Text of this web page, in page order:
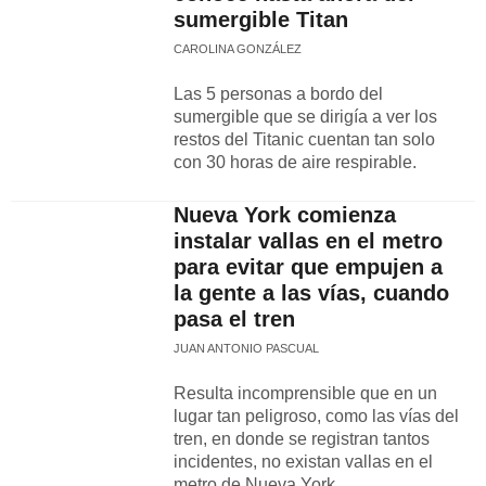
sumergible Titan
CAROLINA GONZÁLEZ
Las 5 personas a bordo del
sumergible que se dirigía a ver los
restos del Titanic cuentan tan solo
con 30 horas de aire respirable.
Nueva York comienza
instalar vallas en el metro
para evitar que empujen a
la gente a las vías, cuando
pasa el tren
JUAN ANTONIO PASCUAL
Resulta incomprensible que en un
lugar tan peligroso, como las vías del
tren, en donde se registran tantos
incidentes, no existan vallas en el